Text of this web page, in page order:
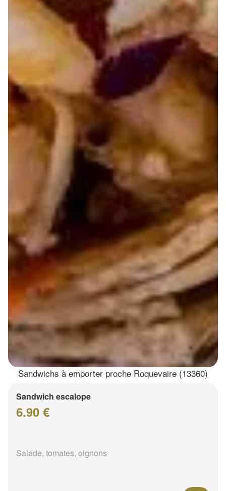
Sandwichs à emporter proche Roquevaire (13360)
Sandwich escalope
6.90 €
Salade, tomates, oignons